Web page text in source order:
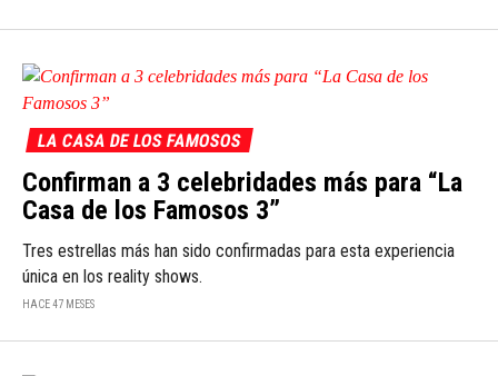
LA CASA DE LOS FAMOSOS
Confirman a 3 celebridades más para “La
Casa de los Famosos 3”
Tres estrellas más han sido confirmadas para esta experiencia
única en los reality shows.
HACE 47 MESES